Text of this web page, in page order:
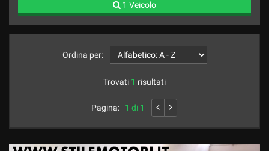
1 Veicolo
Ordina per:
Trovati 1 risultati
Pagina: 1 di 1